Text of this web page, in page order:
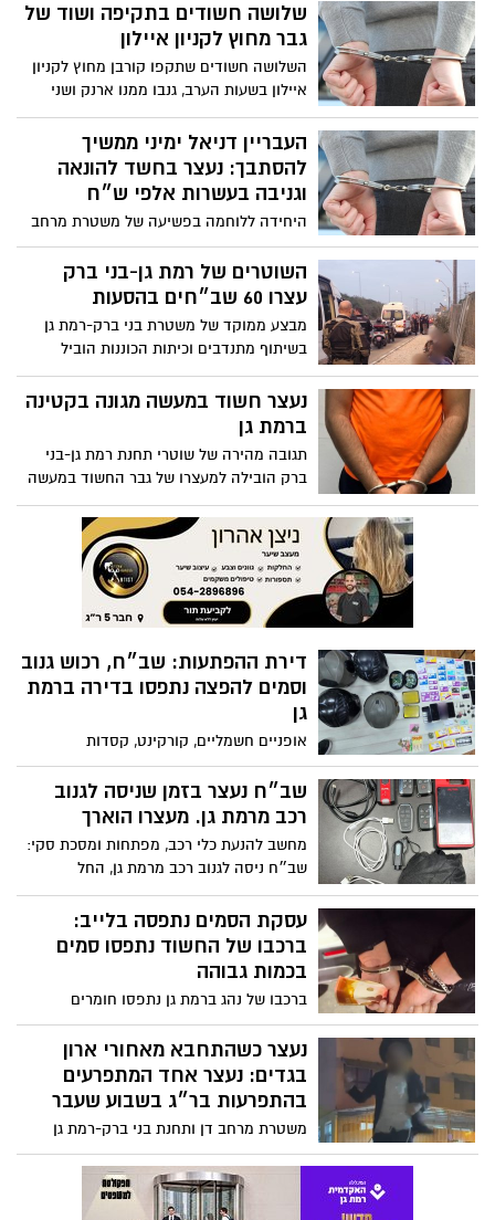
שלושה חשודים בתקיפה ושוד של
גבר מחוץ לקניון איילון
השלושה חשודים שתקפו קורבן מחוץ לקניון
איילון בשעות הערב, גנבו ממנו ארנק ושני
פלאפונים
העבריין דניאל ימיני ממשיך
להסתבך: נעצר בחשד להונאה
וגניבה בעשרות אלפי ש״ח
היחידה ללוחמה בפשיעה של משטרת מרחב
דן עצרה גבר מוכר למשטרה מרמת גן בחשד
לקבלת דבר במירמה, גניבה וזיוף מחמישה
קורבנות באלפי ש"ח; החקירה הסתיימה
השוטרים של רמת גן-בני ברק
עצרו 60 שב״חים בהסעות
מבצע ממוקד של משטרת בני ברק-רמת גן
בשיתוף מתנדבים וכיתות הכוננות הוביל
למעצרם של 60 שוהים בלתי חוקיים שהיו
בהסעות במיניבוסים בכביש 4; שלושת הנהגים
נעצרו
נעצר חשוד במעשה מגונה בקטינה
ברמת גן
תגובה מהירה של שוטרי תחנת רמת גן-בני
ברק הובילה למעצרו של גבר החשוד במעשה
מגונה בקטינה ברמת גן; בימ"ש האריך מעצרו
דירת ההפתעות: שב״ח, רכוש גנוב
וסמים להפצה נתפסו בדירה ברמת
גן
אופניים חשמליים, קורקינט, קסדות
ופלאפונים. בלשי משטרת רמת גן-בני ברק
ובלשי היחידה ללוחמה בפשיעה של משטרת
מרחב דן עצרו שישה חשודים בדירה במתחם
שב״ח נעצר בזמן שניסה לגנוב
רכב מרמת גן. מעצרו הוארך
מחשב להנעת כלי רכב, מפתחות ומסכת סקי:
שב״ח ניסה לגנוב רכב מרמת גן, החל
בהמלטות רגלית ונעצר ע"י שוטרי סיור
עסקת הסמים נתפסה בלייב:
ברכבו של החשוד נתפסו סמים
בכמות גבוהה
ברכבו של נהג ברמת גן נתפסו חומרים
החשודים כסם מסוג קנאביס וחשיש-
מחולקים לשקיות וקופסאות רבות יחד עם
סיגריות אלקטרוניות עם חומר החשוד כסם
מסוג קנאביס- שוטרי ופקחי יחידת השיטור
את החשוד
נעצר כשהתחבא מאחורי ארון
בגדים: נעצר אחד המתפרעים
בהתפרעות בר״ג בשבוע שעבר
משטרת מרחב דן ותחנת בני ברק-רמת גן
עצרה חשוד שהתפרע, קפץ על גג רכב של
משטרה צבאית, גרם נזק ותקף שוטרים
במסגרת הפגנה בלתי חוקית ברמת גן